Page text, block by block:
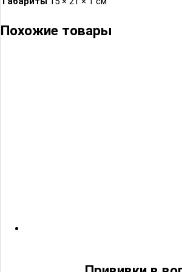
Похожие товары